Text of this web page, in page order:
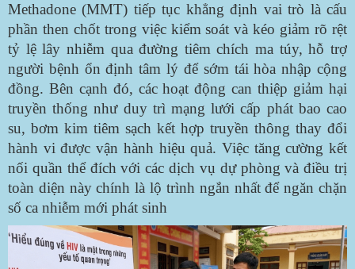
Methadone (MMT) tiếp tục khẳng định vai trò là cấu
phần then chốt trong việc kiểm soát và kéo giảm rõ rệt
tỷ lệ lây nhiễm qua đường tiêm chích ma túy, hỗ trợ
người bệnh ổn định tâm lý để sớm tái hòa nhập cộng
đồng. Bên cạnh đó, các hoạt động can thiệp giảm hại
truyền thống như duy trì mạng lưới cấp phát bao cao
su, bơm kim tiêm sạch kết hợp truyền thông thay đổi
hành vi được vận hành hiệu quả. Việc tăng cường kết
nối quần thể đích với các dịch vụ dự phòng và điều trị
toàn diện này chính là lộ trình ngắn nhất để ngăn chặn
số ca nhiễm mới phát sinh